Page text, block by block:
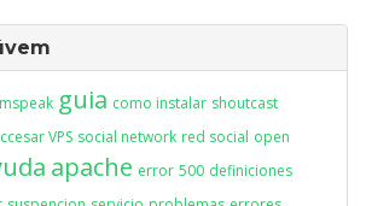
guia como instalar shoutcast
VPS social network red social open
apache error 500 definiciones